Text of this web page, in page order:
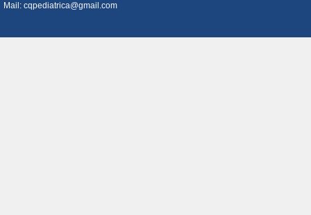
Mail: cqpediatrica@gmail.com